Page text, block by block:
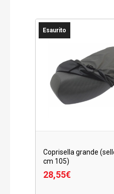
Esaurito
Coprisella grande
cm 105)
28,55€